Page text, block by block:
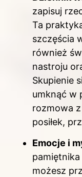
zapisuj
Ta
szczęścia
również
nastroju
Skupienie
umknąć w
rozmowa
posiłek,
Emocje i
możesz